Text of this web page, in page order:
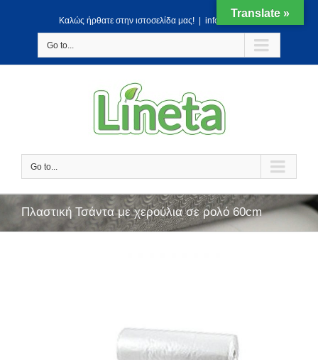
Kαλώς ήρθατε στην ιστοσελίδα μας! info@lineta.gr
Go to...
Go to...
Πλαστική Τσάντα με χερούλια σε ρολό 60cm
Translate »